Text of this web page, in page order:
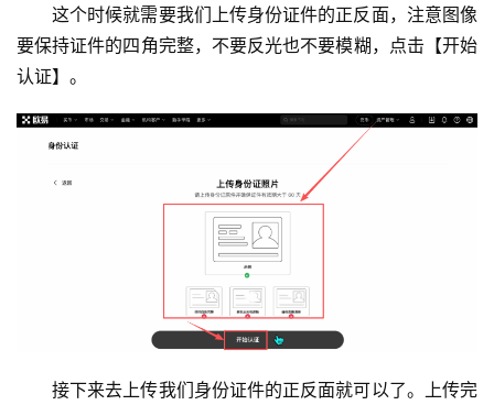
这个时候就需要我们上传身份证件的正反面，注意图像
要保持证件的四角完整，不要反光也不要模糊，点击【开始
认证】。
接下来去上传我们身份证件的正反面就可以了。上传完